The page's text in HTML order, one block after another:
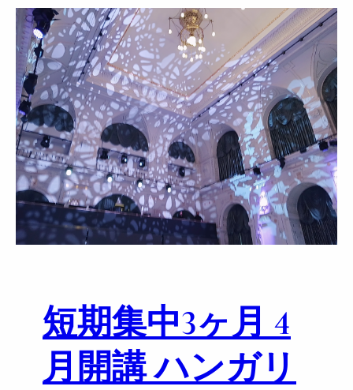
渋
谷
で
共
同
開
催
い
た
し
ま
し
た
ン
ガ
リ
ー
ワ
イ
ン
イ
ベ
ン
ト
を
渋
催
短期集中3ヶ月 4
月開講 ハンガリ